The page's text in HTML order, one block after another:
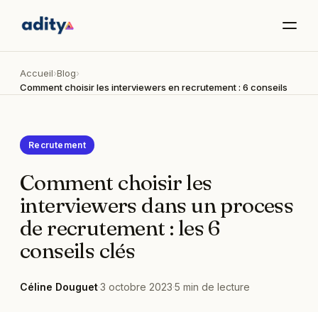
Accueil›Blog›
Comment choisir les interviewers en recrutement : 6 conseils
Recrutement
Comment choisir les
interviewers dans un process
de recrutement : les 6
conseils clés
Céline Douguet·3 octobre 2023·5 min de lecture